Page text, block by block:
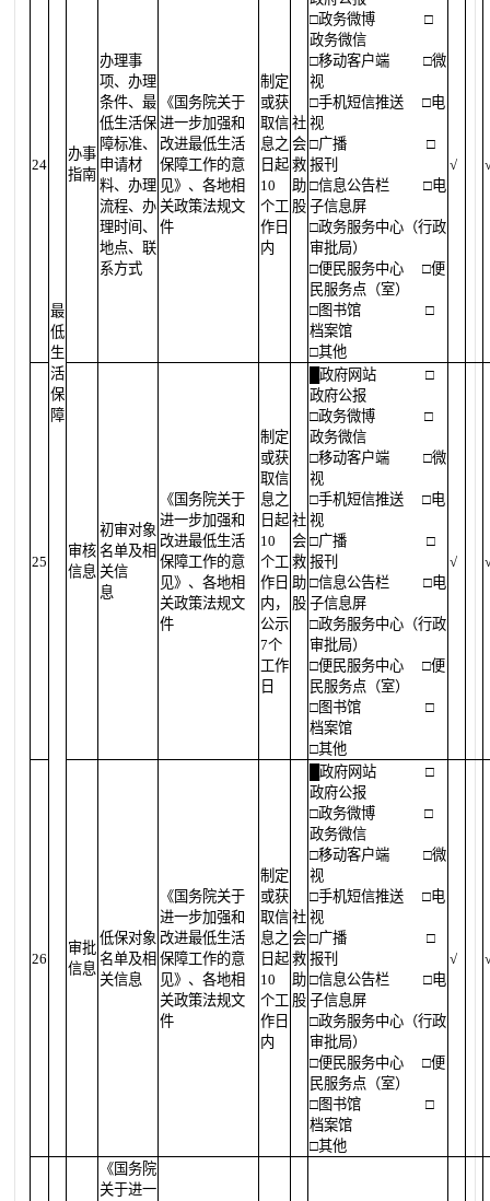
最
低
生
活
保
障
24
办事
指南
办理事
项、办理
条件、最
低生活保
障标准、
申请材
料、办理
流程、办
理时间、
地点、联
系方式
《国务院关于
进一步加强和
改进最低生活
保障工作的意
见》、各地相
关政策法规文
件
制定
或获
取信
息之
日起
10
个工
作日
内
社
会
救
助
股
□政务微博
□
政务微信
□移动客户端
□微
视
□手机短信推送
□电
视
□广播
□
报刊
□信息公告栏
□电
子信息屏
□政务服务中心（行政
审批局）
□便民服务中心
□便
民服务点（室）
□图书馆
□
档案馆
□其他
√
25
审核
信息
初审对象
名单及相
关信
息
《国务院关于
进一步加强和
改进最低生活
保障工作的意
见》、各地相
关政策法规文
件
制定
或获
取信
息之
日起
10
个工
作日
内，
公示
7个
工作
日
社
会
救
助
股
█政府网站
□
政府公报
□政务微博
□
政务微信
□移动客户端
□微
视
□手机短信推送
□电
视
□广播
□
报刊
□信息公告栏
□电
子信息屏
□政务服务中心（行政
审批局）
□便民服务中心
□便
民服务点（室）
□图书馆
□
档案馆
□其他
√
26
审批
信息
低保对象
名单及相
关信息
《国务院关于
进一步加强和
改进最低生活
保障工作的意
见》、各地相
关政策法规文
件
制定
或获
取信
息之
日起
10
个工
作日
内
社
会
救
助
股
█政府网站
□
政府公报
□政务微博
□
政务微信
□移动客户端
□微
视
□手机短信推送
□电
视
□广播
□
报刊
□信息公告栏
□电
子信息屏
□政务服务中心（行政
审批局）
□便民服务中心
□便
民服务点（室）
□图书馆
□
档案馆
□其他
√
《国务院
关于进一